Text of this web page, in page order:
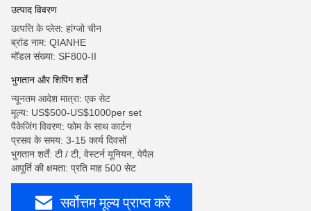
उत्पाद विवरण
उत्पत्ति के प्लेस: हांग्जो चीन
ब्रांड नाम: QIANHE
मॉडल संख्या: SF800-II
भुगतान और शिपिंग शर्तें
न्यूनतम आदेश मात्रा: एक सेट
मूल्य: US$500-US$1000per set
पैकेजिंग विवरण: फोम के साथ कार्टन
प्रसव के समय: 3-15 कार्य दिवसों
भुगतान शर्तें: टी / टी, वेस्टर्न यूनियन, पेपैल
आपूर्ति की क्षमता: प्रति माह 500 सेट
सर्वोत्तम मूल्य प्राप्त करें